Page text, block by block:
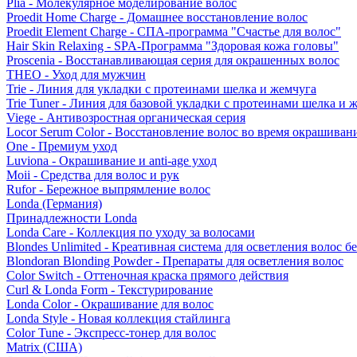
Plia - Молекулярное моделирование волос
Proedit Home Charge - Домашнее восстановление волос
Proedit Element Charge - СПА-программа "Счастье для волос"
Hair Skin Relaxing - SPA-Программа "Здоровая кожа головы"
Proscenia - Восстанавливающая серия для окрашенных волос
THEO - Уход для мужчин
Trie - Линия для укладки с протеинами шелка и жемчуга
Trie Tuner - Линия для базовой укладки с протеинами шелка и
Viege - Антивозростная органическая серия
Locor Serum Color - Восстановление волос во время
One - Премиум уход
Luviona - Окрашивание и anti-age уход
Moii - Средства для волос и рук
Rufor - Бережное выпрямление волос
Londa (Германия)
Принадлежности Londa
Londa Care - Коллекция по уходу за волосами
Blondes Unlimited - Креативная система для осветления волос
Blondoran Blonding Powder - Препараты для осветления волос
Color Switch - Оттеночная краска прямого действия
Curl & Londa Form - Текстурирование
Londa Color - Окрашивание для волос
Londa Style - Новая коллекция стайлинга
Color Tune - Экспресс-тонер для волос
Matrix (США)